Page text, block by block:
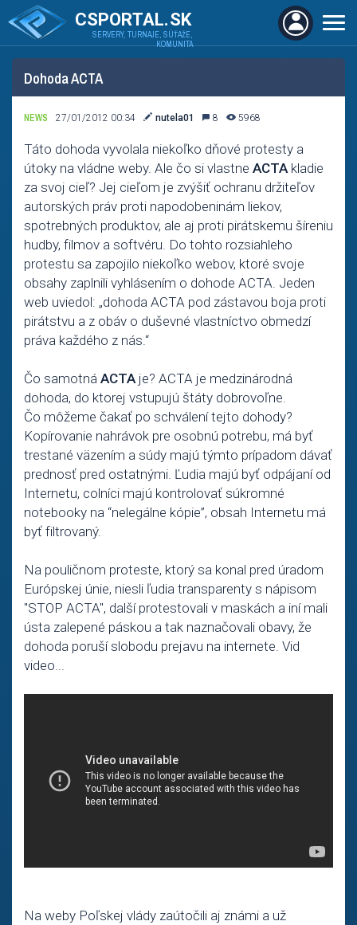
CSPORTAL.SK
SERVERY, TURNAJE, SÚŤAŽE,
KOMUNITA
Dohoda ACTA
NEWS 27/01/2012 00:34 nutela01 8 5968
Táto dohoda vyvolala niekoľko dňové protesty a
útoky na vládne weby. Ale čo si vlastne ACTAkladie
za svoj cieľ? Jej cieľom je zvýšiť ochranu držiteľov
autorských práv proti napodobeninám liekov,
spotrebných produktov, ale aj proti pirátskemu šíreniu
hudby, filmov a softvéru. Do tohto rozsiahleho
protestu sa zapojilo niekoľko webov, ktoré svoje
obsahy zaplnili vyhlásením o dohode ACTA. Jeden
web uviedol: „dohoda ACTA pod zástavou boja proti
pirátstvu a z obáv o duševné vlastníctvo obmedzí
práva každého z nás.“
Čo samotná ACTAje? ACTA je medzinárodná
dohoda, do ktorej vstupujú štáty dobrovoľne.
Čo môžeme čakať po schválení tejto dohody?
Kopírovanie nahrávok pre osobnú potrebu, má byť
trestané väzením a súdy majú týmto prípadom dávať
prednosť pred ostatnými. Ľudia majú byť odpájaní od
Internetu, colníci majú kontrolovať súkromné
notebooky na “nelegálne kópie”, obsah Internetu má
byť filtrovaný.
Na pouličnom proteste, ktorý sa konal pred úradom
Európskej únie, niesli ľudia transparenty s nápisom
"STOP ACTA", další protestovali v maskách a iní mali
ústa zalepené páskou a tak naznačovali obavy, že
dohoda poruší slobodu prejavu na internete. Vid
video...
Na weby Poľskej vlády zaútočili aj známi a už